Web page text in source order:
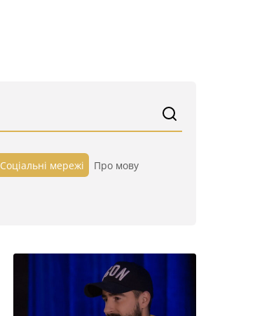
Cоціальні мережі Про мову